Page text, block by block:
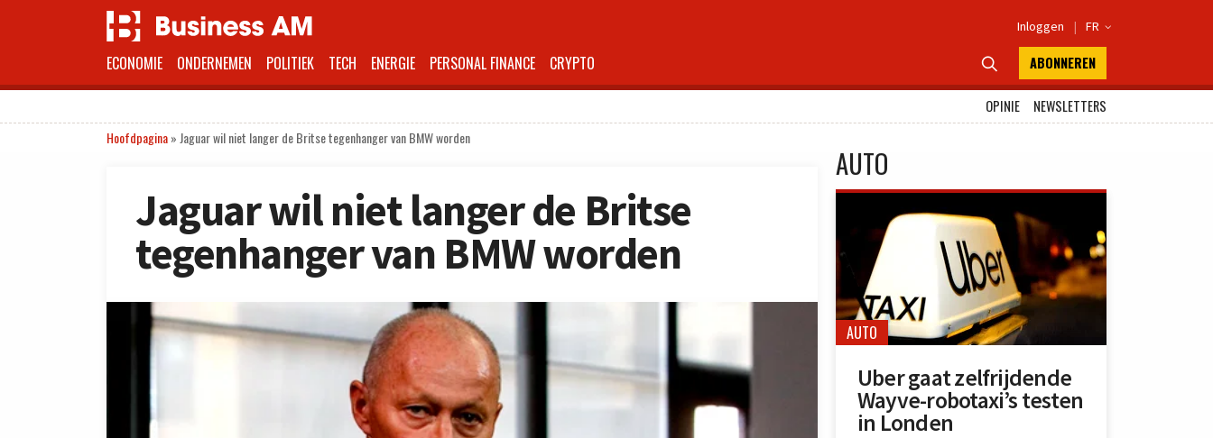
Inloggen | FR 
ECONOMIE ONDERNEMEN POLITIEK TECH ENERGIE PERSONAL FINANCE CRYPTO  ABONNEREN
OPINIE
NEWSLETTERS
Hoofdpagina» Jaguar wil niet langer de Britse tegenhanger van BMW worden
Jaguar wil niet langer de Britse
tegenhanger van BMW worden
AUTO
AUTO
Uber gaat zelfrijdende
Wayve-robotaxi’s testen
in Londen